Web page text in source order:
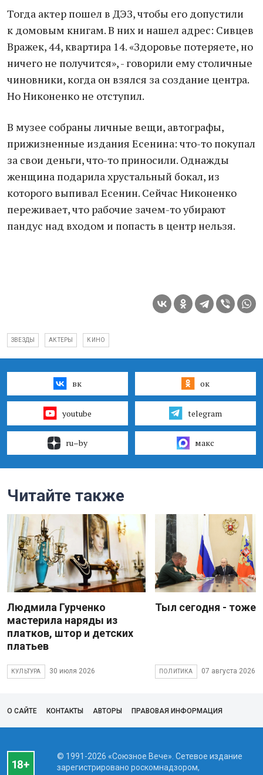
Тогда актер пошел в ДЭЗ, чтобы его допустили
к домовым книгам. В них и нашел адрес: Сивцев
Вражек, 44, квартира 14. «Здоровье потеряете, но
ничего не получится», - говорили ему столичные
чиновники, когда он взялся за создание центра.
Но Никоненко не отступил.
В музее собраны личные вещи, автографы,
прижизненные издания Есенина: что-то покупал
за свои деньги, что-то приносили. Однажды
женщина подарила хрустальный бокал, из
которого выпивал Есенин. Сейчас Никоненко
переживает, что рабочие зачем-то убирают
пандус над входом и попасть в центр нельзя.
ЗВЕЗДЫ АКТЕРЫ КИНО
вк ок
youtube telegram
ru–by макс
Читайте также
Людмила Гурченко
мастерила наряды из
платков, штор и детских
платьев
КУЛЬТУРА 30 июля 2026
Тыл сегодня - тоже
ПОЛИТИКА 07 августа 2026
О САЙТЕ КОНТАКТЫ АВТОРЫ ПРАВОВАЯ ИНФОРМАЦИЯ
© 1991-2026 «Союзное Вече». Сетевое издание
зарегистрировано роскомнадзором,